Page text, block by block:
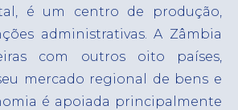
é um centro de produção,
administrativas. A Zâmbia
com outros oito países,
mercado regional de bens e
é apoiada principalmente